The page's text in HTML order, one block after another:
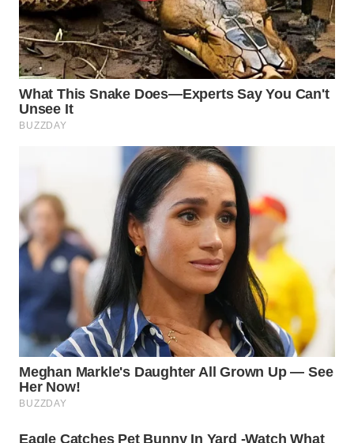
LIKUPANG
WN
LABUANBAJO
WN
BORNEO
Group
WAHANA
NEWS
WAHANA
TANI
WAHANA
ADVOKAT
WAHANA